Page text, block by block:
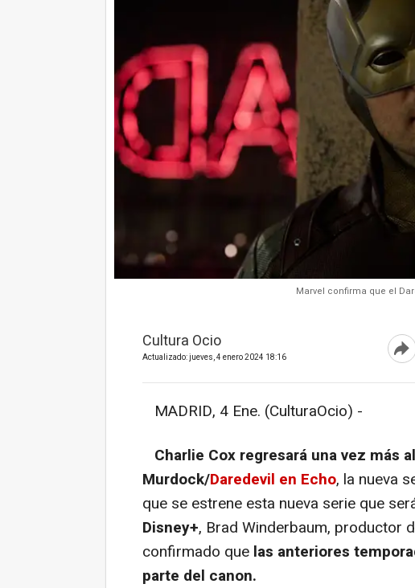
Marvel confirma que el
Cultura Ocio
Actualizado: jueves, 4 enero 2024 18:16
MADRID, 4 Ene. (CulturaOcio) -
Charlie Cox regresará una vez más
Murdock/Daredevil en Echo, la nueva
que se estrene esta nueva serie que
Disney+, Brad Winderbaum, productor
confirmado que las anteriores
parte del canon.